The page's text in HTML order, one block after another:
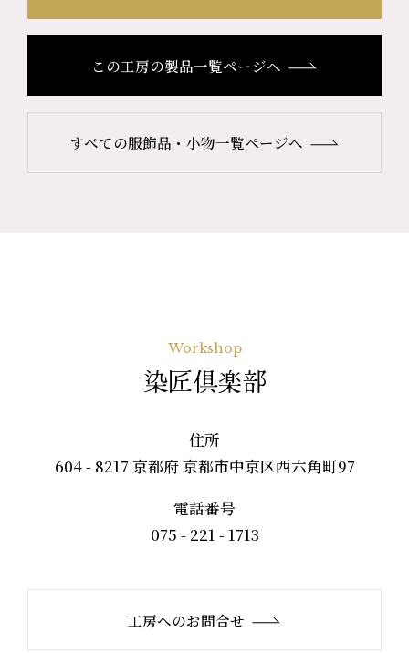
この工房の製品一覧ページへ
すべての服飾品・小物一覧ページへ
Workshop
染匠倶楽部
住所
604 - 8217 京都府 京都市中京区西六角町97
電話番号
075 - 221 - 1713
工房へのお問合せ